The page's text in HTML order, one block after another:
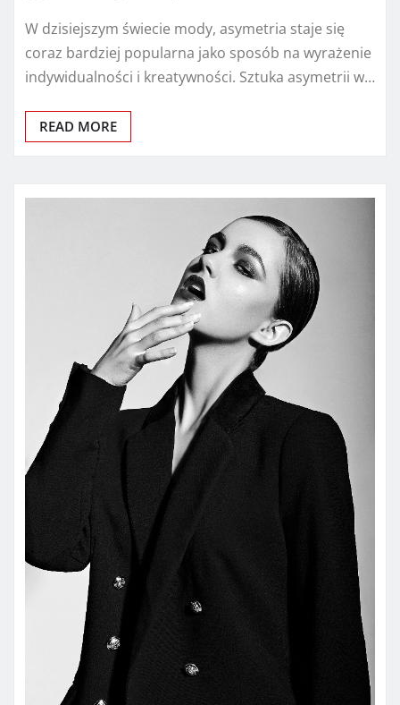
W dzisiejszym świecie mody, asymetria staje się
coraz bardziej popularna jako sposób na wyrażenie
indywidualności i kreatywności. Sztuka asymetrii w…
READ MORE